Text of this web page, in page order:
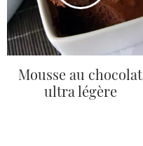
Mousse au chocolat
ultra légère